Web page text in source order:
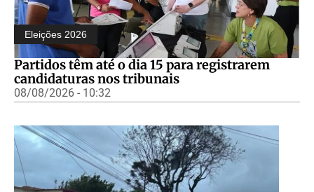
Eleições 2026
Partidos têm até o dia 15 para registrarem
candidaturas nos tribunais
08/08/2026 - 10:32